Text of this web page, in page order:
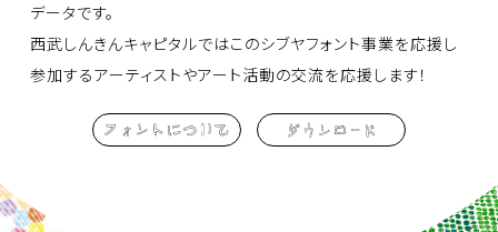
データです。
西武しんきんキャピタルではこのシブヤフォント事業を応援し
参加するアーティストやアート活動の交流を応援します！